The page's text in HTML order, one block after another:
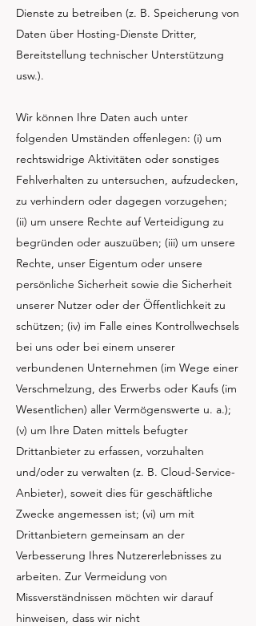
Dienste zu betreiben (z. B. Speicherung von
Daten über Hosting-Dienste Dritter,
Bereitstellung technischer Unterstützung
usw.).
Wir können Ihre Daten auch unter
folgenden Umständen offenlegen: (i) um
rechtswidrige Aktivitäten oder sonstiges
Fehlverhalten zu untersuchen, aufzudecken,
zu verhindern oder dagegen vorzugehen;
(ii) um unsere Rechte auf Verteidigung zu
begründen oder auszuüben; (iii) um unsere
Rechte, unser Eigentum oder unsere
persönliche Sicherheit sowie die Sicherheit
unserer Nutzer oder der Öffentlichkeit zu
schützen; (iv) im Falle eines Kontrollwechsels
bei uns oder bei einem unserer
verbundenen Unternehmen (im Wege einer
Verschmelzung, des Erwerbs oder Kaufs (im
Wesentlichen) aller Vermögenswerte u. a.);
(v) um Ihre Daten mittels befugter
Drittanbieter zu erfassen, vorzuhalten
und/oder zu verwalten (z. B. Cloud-Service-
Anbieter), soweit dies für geschäftliche
Zwecke angemessen ist; (vi) um mit
Drittanbietern gemeinsam an der
Verbesserung Ihres Nutzererlebnisses zu
arbeiten. Zur Vermeidung von
Missverständnissen möchten wir darauf
hinweisen, dass wir nicht